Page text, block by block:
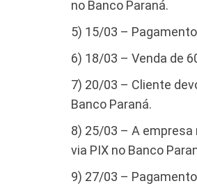
no Banco Paraná.
5) 15/03 –
6) 18/03 – Venda de
7) 20/03 – Cliente
Banco Paraná.
8) 25/03 – A empresa
via PIX no Banco
9) 27/03 –